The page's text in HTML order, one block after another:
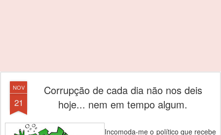
NOV
21
Corrupção de cada dia não nos deis
hoje... nem em tempo algum.
Incomoda-me o político que recebe